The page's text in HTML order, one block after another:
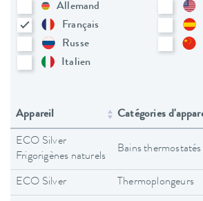
Allemand
Français
Russe
Italien
Appareil Catégories
ECO Silver
Frigorigènes naturels
Bains thermostatés
ECO Silver Thermoplongeurs